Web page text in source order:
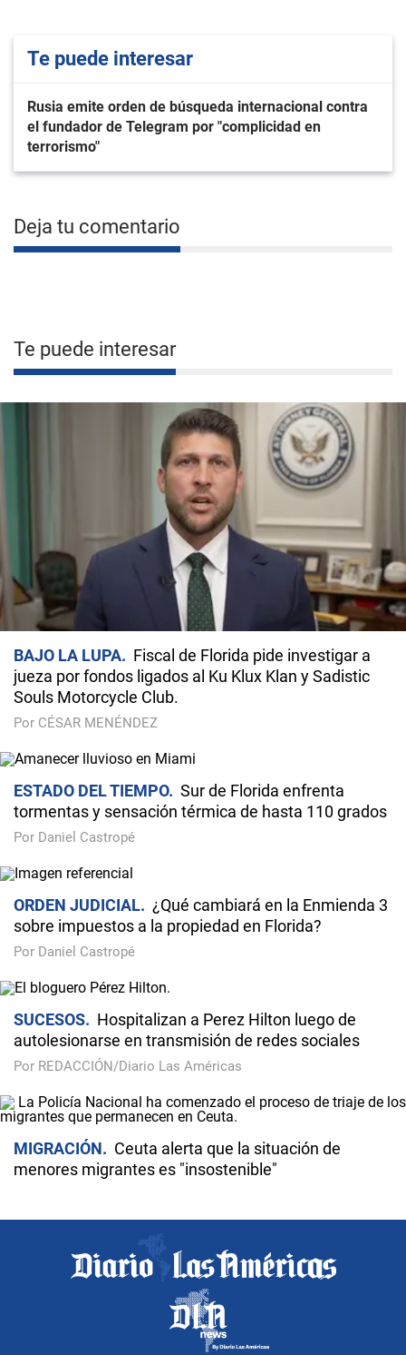
Te puede interesar
Rusia emite orden de búsqueda internacional contra
el fundador de Telegram por "complicidad en
terrorismo"
Deja tu comentario
Te puede interesar
BAJO LA LUPA
Fiscal de Florida pide investigar a
jueza por fondos ligados al Ku Klux Klan y Sadistic
Souls Motorcycle Club.
Por CÉSAR MENÉNDEZ
ESTADO DEL TIEMPO
Sur de Florida enfrenta
tormentas y sensación térmica de hasta 110 grados
Por Daniel Castropé
ORDEN JUDICIAL
¿Qué cambiará en la Enmienda 3
sobre impuestos a la propiedad en Florida?
Por Daniel Castropé
SUCESOS
Hospitalizan a Perez Hilton luego de
autolesionarse en transmisión de redes sociales
Por REDACCIÓN/Diario Las Américas
MIGRACIÓN
Ceuta alerta que la situación de
menores migrantes es "insostenible"